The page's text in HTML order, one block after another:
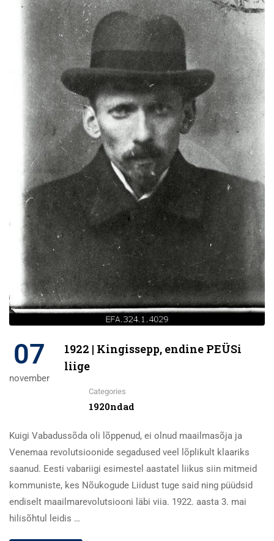
07
november
1922 | Kingissepp, endine PEÜSi
liige
Categories
1920ndad
Kuigi Vabadussõda oli lõppenud, ei olnud maailmasõja ja
Venemaa revolutsioonide segadused veel lõplikult klaariks
saanud. Eesti vabariigi esimestel aastatel liikus siin mitmeid
kommuniste, kes Nõukogude Liidust tuge said ning püüdsid
endiselt maailmarevolutsiooni läbi viia. 1922. aasta 3. mai
hilisõhtul leidis …